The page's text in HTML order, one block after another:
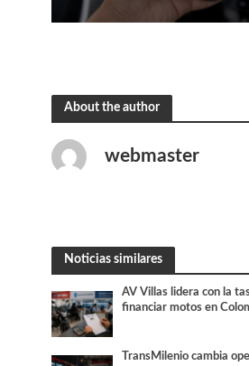
About the author
webmaster
Noticias similares
AV Villas lidera con la
financiar motos en
TransMilenio cambia